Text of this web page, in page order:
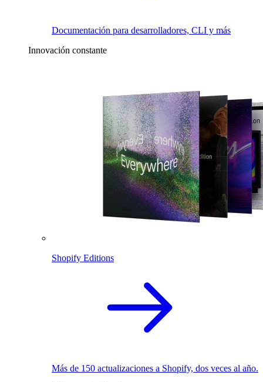
Documentación para desarrolladores, CLI y más
Innovación constante
Shopify Editions
Más de 150 actualizaciones a Shopify, dos veces al año.